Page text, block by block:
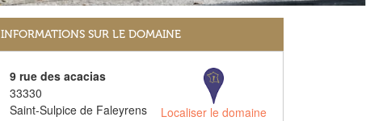
INFORMATIONS SUR LE DOMAINE
9 rue des acacias
33330
Saint-Sulpice de Faleyrens
Localiser le domaine